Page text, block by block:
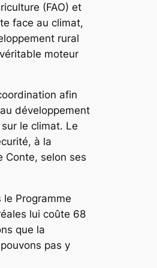
(FAO) et
face au climat,
rural
moteur
afin
développement
le climat. Le
à la
Conte, selon ses
Programme
lui coûte 68
que la
pas y